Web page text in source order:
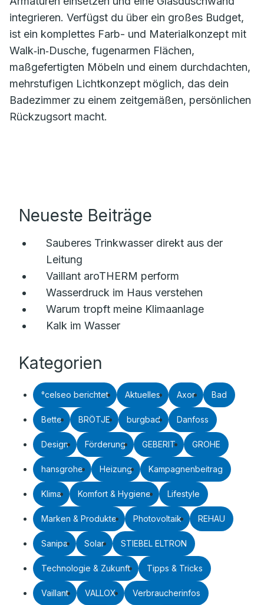
integrieren. Verfügst du über ein großes Budget,
ist ein komplettes Farb- und Materialkonzept mit
Walk‑in‑Dusche, fugenarmen Flächen,
maßgefertigten Möbeln und einem durchdachten,
mehrstufigen Lichtkonzept möglich, das dein
Badezimmer zu einem zeitgemäßen, persönlichen
Rückzugsort macht.
Neueste Beiträge
Sauberes Trinkwasser direkt aus der
Leitung
Vaillant aroTHERM perform
Wasserdruck im Haus verstehen
Warum tropft meine Klimaanlage
Kalk im Wasser
Kategorien
°celseo berichtet Aktuelles Axor Bad
Bette BRÖTJE burgbad Danfoss
Design Förderung GEBERIT GROHE
hansgrohe Heizung Kampagnenbeitrag
Klima Komfort & Hygiene Lifestyle
Marken & Produkte Photovoltaik REHAU
Sanipa Solar STIEBEL ELTRON
Technologie & Zukunft Tipps & Tricks
Vaillant VALLOX Verbraucherinfos